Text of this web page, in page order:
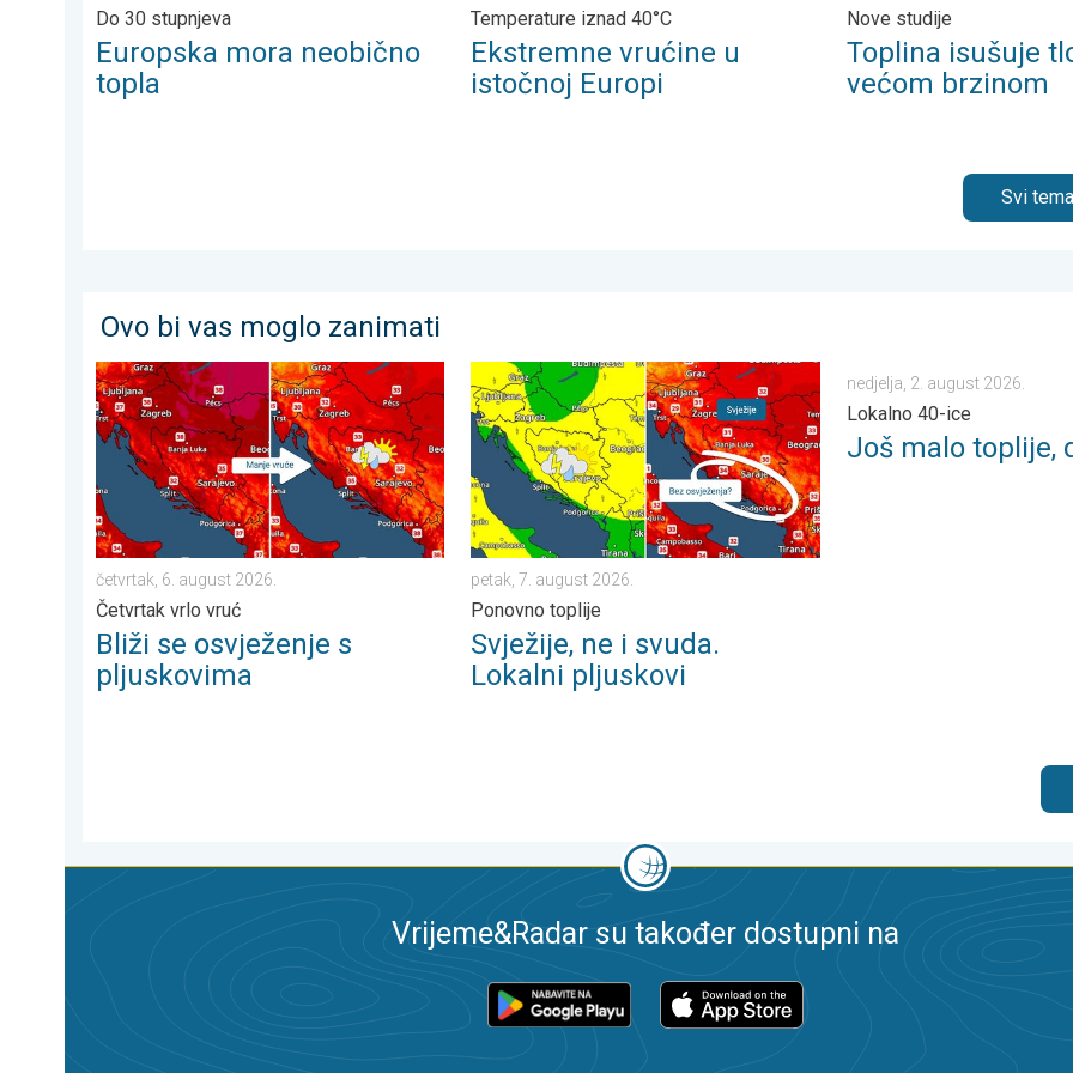
Do 30 stupnjeva
Europska mora neobično
topla
Temperature iznad 40°C
Ekstremne vrućine u
istočnoj Europi
Nove studije
Toplina isušuje
većom brzinom
Svi
Ovo bi vas moglo zanimati
Bliži se osvježenje s pljuskovima. Četvrtak vrlo vruć. . . četvrtak, 6. august 2026.
četvrtak, 6. august 2026.
Četvrtak vrlo vruć
Bliži se osvježenje s
pljuskovima
Svježije, ne i svuda. Lokalni pljuskovi. Ponovno toplije. . . petak, 7. august
petak, 7. august 2026.
Ponovno toplije
Svježije, ne i svuda.
Lokalni pljuskovi
Još malo toplije, do
nedjelja, 2. august 2026.
Lokalno 40-ice
Još malo toplije,
Vrijeme&Radar su također dostupni na